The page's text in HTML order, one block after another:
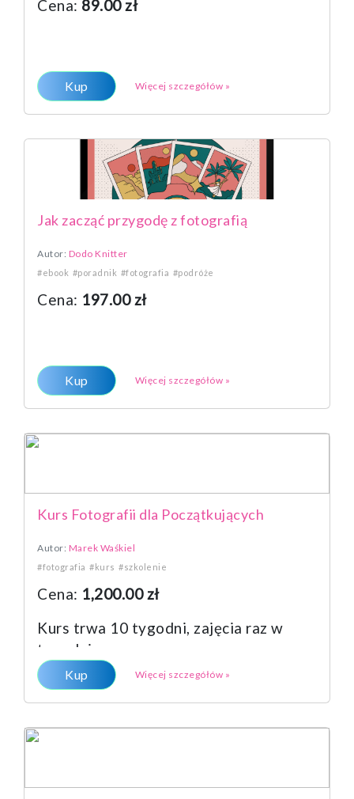
Cena: 89.00 zł
Kup Więcej szczegółów »
Jak zacząć przygodę z fotografią
Autor: Dodo Knitter
#ebook #poradnik #fotografia #podróże
Cena: 197.00 zł
Kup Więcej szczegółów »
Kurs Fotografii dla Początkujących
Autor: Marek Waśkiel
#fotografia #kurs #szkolenie
Cena: 1,200.00 zł
Kurs trwa 10 tygodni, zajęcia raz w
tygodniu.
Kup Więcej szczegółów »